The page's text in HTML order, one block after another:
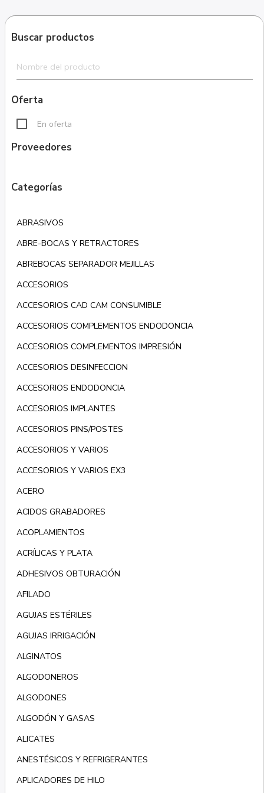
Buscar productos
Oferta
En oferta
Proveedores
Categorías
ABRASIVOS
ABRE-BOCAS Y RETRACTORES
ABREBOCAS SEPARADOR MEJILLAS
ACCESORIOS
ACCESORIOS CAD CAM CONSUMIBLE
ACCESORIOS COMPLEMENTOS ENDODONCIA
ACCESORIOS COMPLEMENTOS IMPRESIÓN
ACCESORIOS DESINFECCION
ACCESORIOS ENDODONCIA
ACCESORIOS IMPLANTES
ACCESORIOS PINS/POSTES
ACCESORIOS Y VARIOS
ACCESORIOS Y VARIOS EX3
ACERO
ACIDOS GRABADORES
ACOPLAMIENTOS
ACRÍLICAS Y PLATA
ADHESIVOS OBTURACIÓN
AFILADO
AGUJAS ESTÉRILES
AGUJAS IRRIGACIÓN
ALGINATOS
ALGODONEROS
ALGODONES
ALGODÓN Y GASAS
ALICATES
ANESTÉSICOS Y REFRIGERANTES
APLICADORES DE HILO